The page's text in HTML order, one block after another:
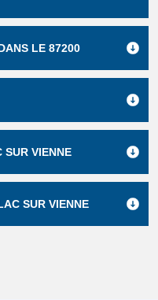
LE 87200
SUR VIENNE
SUR VIENNE